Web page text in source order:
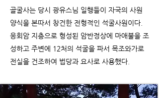
골굴사는 당시 광유스님 일행들이 자국의 사원
양식을 본따서 창건한 전형적인 석굴사원이다.
응회암 지층으로 형성된 암반정상에 마애불을 조
성하고 주변에 12처의 석굴을 파서 목조와가로
전실을 건조하여 법당과 요사로 사용했다.